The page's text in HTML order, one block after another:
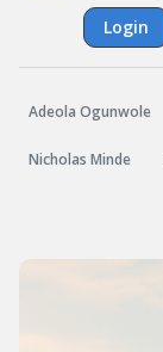
Login
Adeola Ogunwole
Nicholas Minde